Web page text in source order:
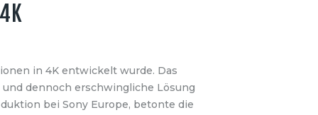
in 4K entwickelt wurde. Das
dennoch erschwingliche Lösung
bei Sony Europe, betonte die